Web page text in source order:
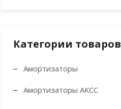
Категории товаров
Амортизаторы
Амортизаторы АКСС